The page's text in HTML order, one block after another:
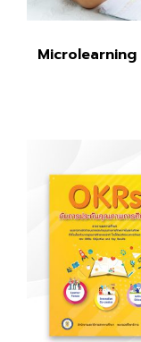
Microlearning